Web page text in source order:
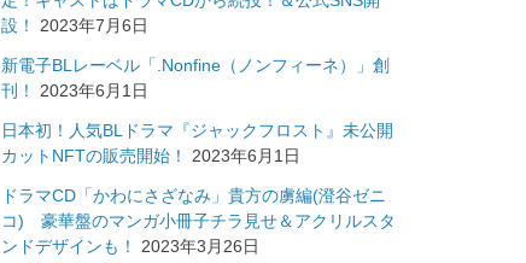
設！
2023年7月6日
新電子BLレーベル「.Nonfine（ノンフィーネ）」創
刊！
2023年6月1日
日本初！人気BLドラマ『ジャックフロスト』未公開
カットNFTの販売開始！
2023年6月1日
ドラマCD「かわにさざなみ」貴方の虜編(澄谷ゼニ
コ) 豪華盤のマンガ小冊子チラ見せ＆アクリルスタ
ンドデザインも！
2023年3月26日